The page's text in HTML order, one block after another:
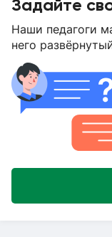
Задайте
Наши педагоги
него